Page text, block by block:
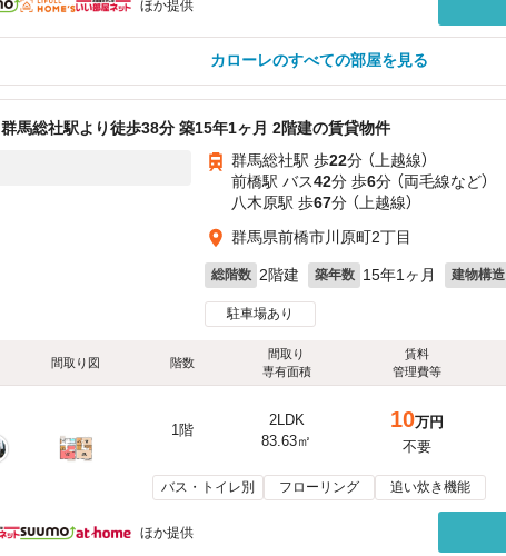
ほか提供
カローレのすべての部屋を見る
群馬総社駅より徒歩38分 築15年1ヶ月 2階建の賃貸物件
群馬総社駅 歩22分 （上越線）
前橋駅 バス42分 歩6分 （両毛線など）
八木原駅 歩67分 （上越線）
群馬県前橋市川原町2丁目
総階数 2階建 築年数 15年1ヶ月 建物構造
駐車場あり
間取り図 階数
間取り
専有面積
賃料
管理費等
1階
2LDK
83.63㎡
10万円
不要
バス・トイレ別 フローリング 追い炊き機能
ほか提供